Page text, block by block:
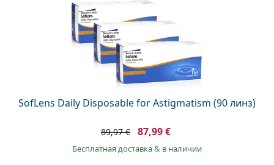
SofLens Daily Disposable for Astigmatism (90 линз)
89,97 € 87,99 €
Бесплатная доставка& в наличии